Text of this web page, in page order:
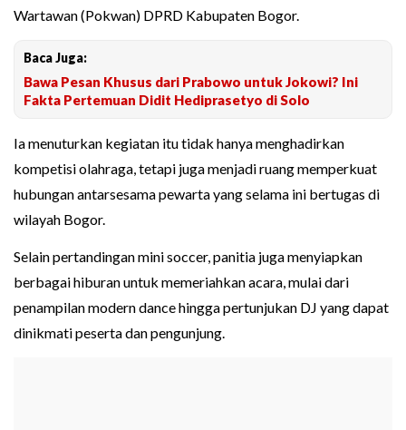
Wartawan (Pokwan) DPRD Kabupaten Bogor.
Baca Juga:
Bawa Pesan Khusus dari Prabowo untuk Jokowi? Ini
Fakta Pertemuan Didit Hediprasetyo di Solo
Ia menuturkan kegiatan itu tidak hanya menghadirkan
kompetisi olahraga, tetapi juga menjadi ruang memperkuat
hubungan antarsesama pewarta yang selama ini bertugas di
wilayah Bogor.
Selain pertandingan mini soccer, panitia juga menyiapkan
berbagai hiburan untuk memeriahkan acara, mulai dari
penampilan modern dance hingga pertunjukan DJ yang dapat
dinikmati peserta dan pengunjung.